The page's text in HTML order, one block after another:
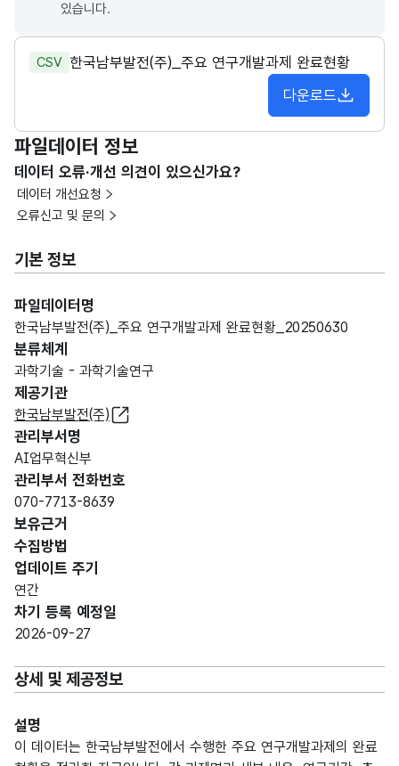
있습니다.
CSV 한국남부발전(주)_주요 연구개발과제 완료현황
다운로드
파일데이터 정보
데이터 오류·개선 의견이 있으신가요?
데이터 개선요청
오류신고 및 문의
기본 정보
파일데이터명
한국남부발전(주)_주요 연구개발과제 완료현황_20250630
분류체계
과학기술 - 과학기술연구
제공기관
한국남부발전(주)
관리부서명
AI업무혁신부
관리부서 전화번호
070-7713-8639
보유근거
수집방법
업데이트 주기
연간
차기 등록 예정일
2026-09-27
상세 및 제공정보
설명
이 데이터는 한국남부발전에서 수행한 주요 연구개발과제의 완료